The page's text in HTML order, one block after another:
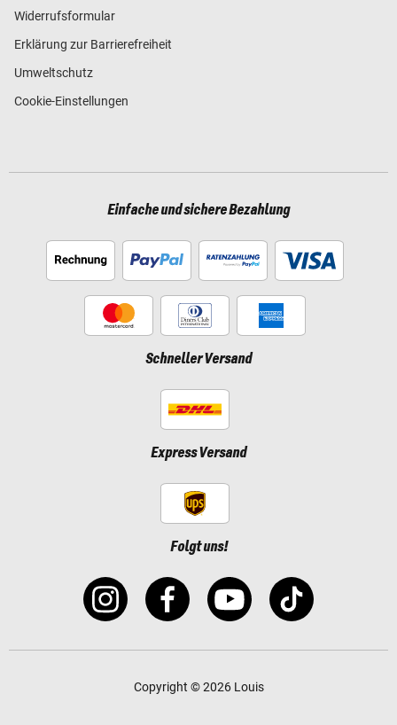
Widerrufsformular
Erklärung zur Barrierefreiheit
Umweltschutz
Cookie-Einstellungen
Einfache und sichere Bezahlung
Schneller Versand
Express Versand
Folgt uns!
Copyright © 2026 Louis